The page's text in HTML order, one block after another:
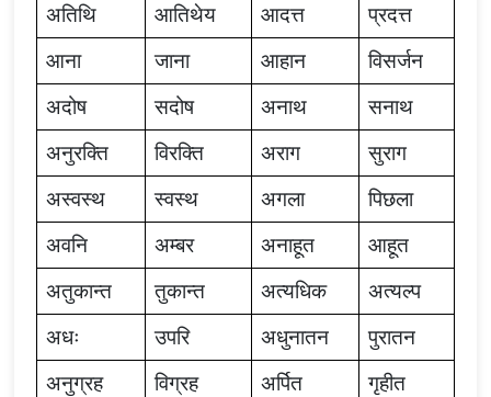
अतिथि
आतिथेय आदत्त
प्रदत्त
आना
जाना आहान
विसर्जन
अदोष
सदोष अनाथ
सनाथ
अनुरक्ति
विरक्ति अराग
सुराग
अस्वस्थ
स्वस्थ अगला
पिछला
अवनि
अम्बर अनाहूत
आहूत
अतुकान्त
तुकान्त अत्यधिक
अत्यल्प
अधः
उपरि अधुनातन
पुरातन
अनुग्रह
विग्रह अर्पित
गृहीत